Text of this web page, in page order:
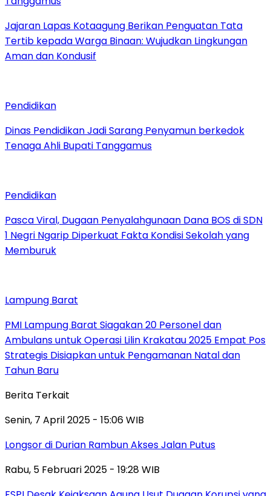
Jajaran Lapas Kotaagung Berikan Penguatan Tata
Tertib kepada Warga Binaan: Wujudkan Lingkungan
Aman dan Kondusif
Pendidikan
Dinas Pendidikan Jadi Sarang Penyamun berkedok
Tenaga Ahli Bupati Tanggamus
Pendidikan
Pasca Viral, Dugaan Penyalahgunaan Dana BOS di SDN
1 Negri Ngarip Diperkuat Fakta Kondisi Sekolah yang
Memburuk
Lampung Barat
PMI Lampung Barat Siagakan 20 Personel dan
Ambulans untuk Operasi Lilin Krakatau 2025 Empat Pos
Strategis Disiapkan untuk Pengamanan Natal dan
Tahun Baru
Berita Terkait
Senin, 7 April 2025 - 15:06 WIB
Longsor di Durian Rambun Akses Jalan Putus
Rabu, 5 Februari 2025 - 19:28 WIB